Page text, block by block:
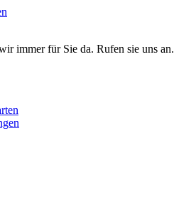
immer für Sie da. Rufen sie uns an.